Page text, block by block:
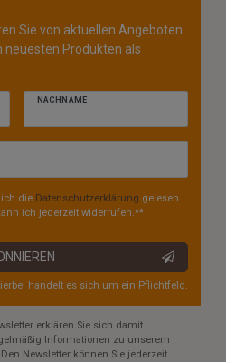
Sie von aktuellen Angeboten
neuesten Produkten als
NACHNAME
die Daten­schutz­erklärung gelesen
ich jederzeit widerrufen.**
handelt es sich um ein Pflichtfeld.
erklären Sie sich damit
Informationen zu unserem
Newsletter können Sie jederzeit